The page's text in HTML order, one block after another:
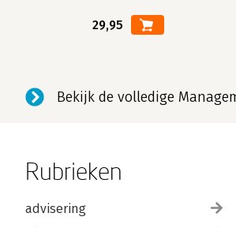
29,95
Bekijk de volledige
Rubrieken
advisering